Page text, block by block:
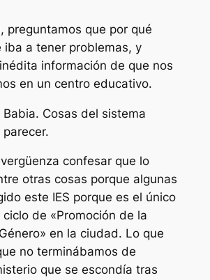
preguntamos que por qué
iba a tener problemas, y
información de que nos
en un centro educativo.
Babia. Cosas del sistema
confesar que lo
otras cosas porque algunas
este IES porque es el único
de «Promoción de la
en la ciudad. Lo que
no terminábamos de
que se escondía tras